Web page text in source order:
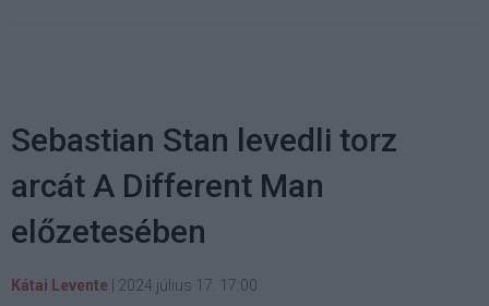
Sebastian Stan levedli torz
arcát A Different Man
előzetesében
Kátai Levente 2024 július 17. 17:00